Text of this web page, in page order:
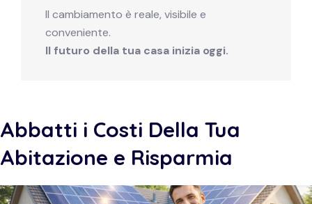
Il cambiamento è reale, visibile e
conveniente.
Il futuro della tua casa inizia oggi.
Abbatti i Costi Della Tua
Abitazione e Risparmia